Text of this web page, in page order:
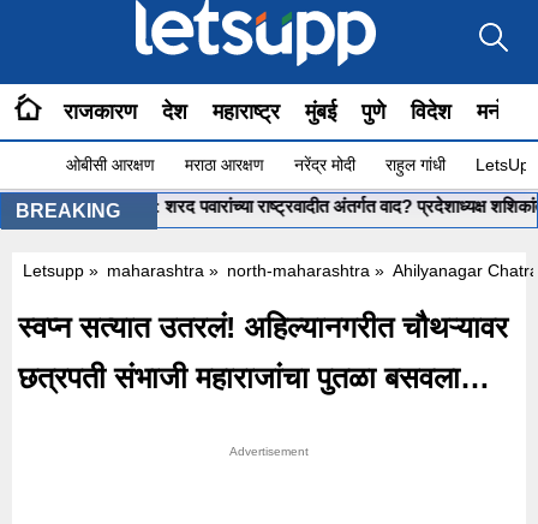
राजकारण देश महाराष्ट्र मुंबई पुणे विदेश
ओबीसी आरक्षण मराठा आरक्षण नरेंद्र मोदी राहुल गांधी
BREAKING
Shinde : शरद पवारांच्या राष्ट्रवादीत अंतर्गत वाद? प्रदेशाध्यक्ष शशिकांत
Letsupp » maharashtra » north-maharashtra » Ahilyanagar
स्वप्न सत्यात उतरलं! अहिल्यानगरीत चौथऱ्यावर
छत्रपती संभाजी महाराजांचा पुतळा बसवला…